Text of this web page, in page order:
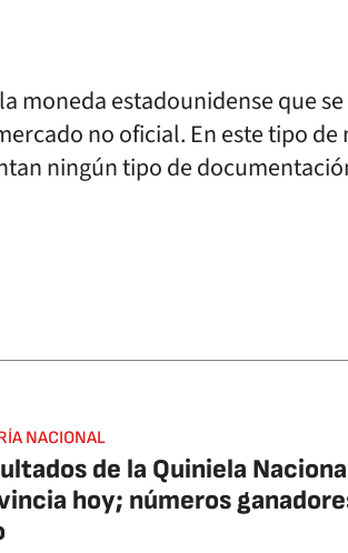
moneda estadounidense que
no oficial. En este tipo de
ningún tipo de
NACIONAL
de la Quiniela
hoy; números